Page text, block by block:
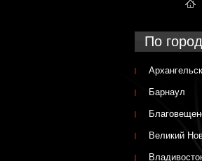
По
Архангельск
Барнаул
Великий